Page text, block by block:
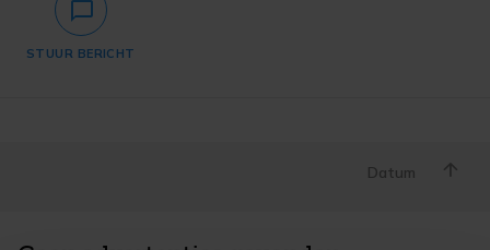
chat_bubble_outlined
STUUR BERICHT
Datum